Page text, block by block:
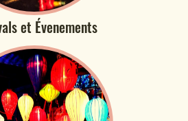
et Évenements